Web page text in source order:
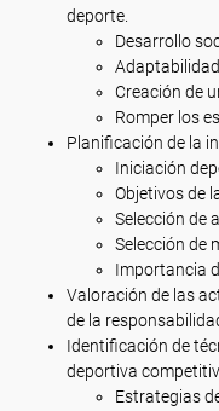
deporte.
Desarrollo
Creación de
Romper los
Planificación de la
Iniciación
Objetivos de
Selección de
Selección de
Importancia
Valoración de las
de la
Identificación de
deportiva
Estrategias